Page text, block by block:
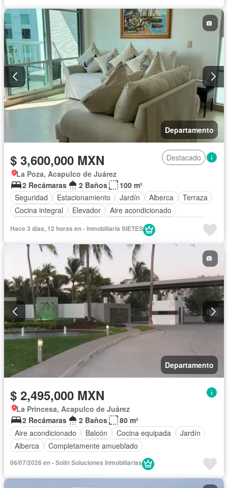
Departamento
$ 3,600,000 MXN
Destacado
La Poza, Acapulco de Juárez
2 Recámaras
2 Baños
100 m²
Seguridad
Estacionamiento Jardín Alberca
Terraza
Cocina integral
Elevador
Aire acondicionado
Cuarto de Limpieza
Caseta de vigilancia Sin amueblar
Hace 3 días, 12 horas en - inmobiliaria SIETES
Departamento
$ 2,495,000 MXN
La Princesa, Acapulco de Juárez
2 Recámaras
2 Baños
80 m²
Aire acondicionado
Balcón Cocina equipada
Jardín
Alberca
Completamente amueblado
06/07/2026 en - Solin Soluciones Inmobiliarias